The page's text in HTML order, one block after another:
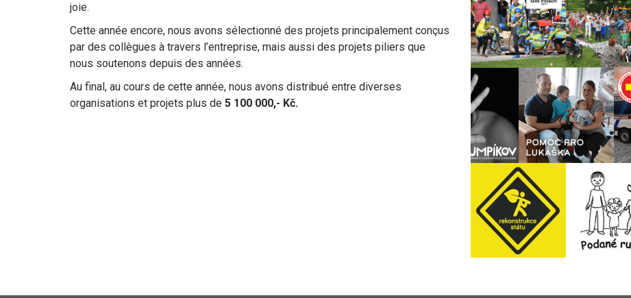
joie.
Cette année encore, nous avons sélectionné des projets principalement conçus
par des collègues à travers l’entreprise, mais aussi des projets piliers que
nous soutenons depuis des années.
Au final, au cours de cette année, nous avons distribué entre diverses
organisations et projets plus de 5 100 000,- Kč.